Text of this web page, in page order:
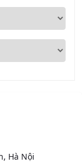
Hà Nội